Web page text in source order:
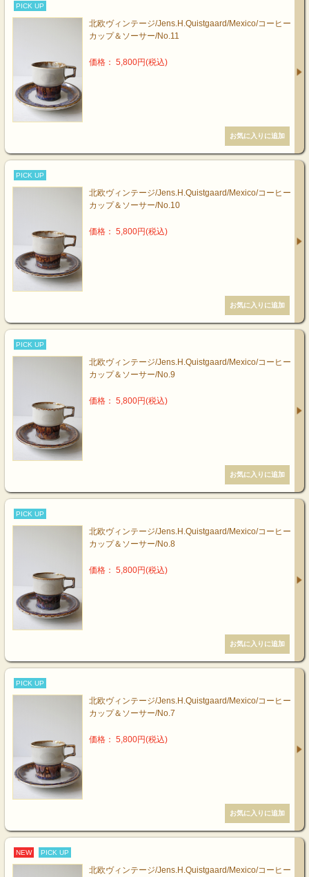
PICK UP
北欧ヴィンテージ/Jens.H.Quistgaard/Mexico/コーヒー
カップ＆ソーサー/No.11
価格： 5,800円(税込)
PICK UP
北欧ヴィンテージ/Jens.H.Quistgaard/Mexico/コーヒー
カップ＆ソーサー/No.10
価格： 5,800円(税込)
PICK UP
北欧ヴィンテージ/Jens.H.Quistgaard/Mexico/コーヒー
カップ＆ソーサー/No.9
価格： 5,800円(税込)
PICK UP
北欧ヴィンテージ/Jens.H.Quistgaard/Mexico/コーヒー
カップ＆ソーサー/No.8
価格： 5,800円(税込)
PICK UP
北欧ヴィンテージ/Jens.H.Quistgaard/Mexico/コーヒー
カップ＆ソーサー/No.7
価格： 5,800円(税込)
NEW PICK UP
北欧ヴィンテージ/Jens.H.Quistgaard/Mexico/コーヒー